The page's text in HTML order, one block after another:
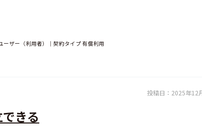
ザー（利用者）｜契約タイプ 有償利用
投稿日： 2025年12
きる